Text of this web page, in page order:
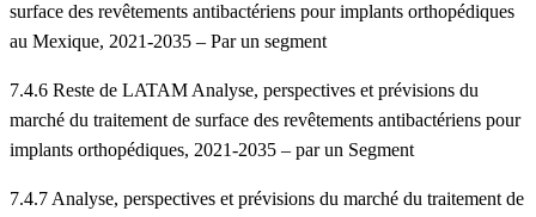
surface des revêtements antibactériens pour implants orthopédiques
au Mexique, 2021-2035 – Par un segment
7.4.6 Reste de LATAM Analyse, perspectives et prévisions du
marché du traitement de surface des revêtements antibactériens pour
implants orthopédiques, 2021-2035 – par un Segment
7.4.7 Analyse, perspectives et prévisions du marché du traitement de